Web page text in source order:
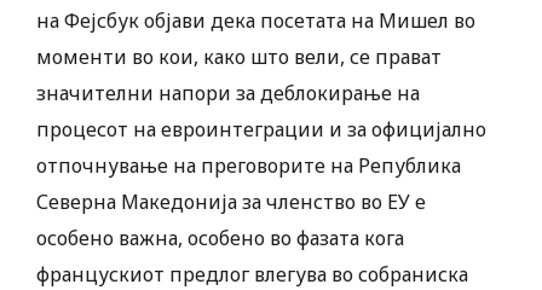
на Фејсбук објави дека посетата на Мишел во
моменти во кои, како што вели, се прават
значителни напори за деблокирање на
процесот на евроинтеграции и за официјално
отпочнување на преговорите на Република
Северна Македонија за членство во ЕУ е
особено важна, особено во фазата кога
францускиот предлог влегува во собраниска